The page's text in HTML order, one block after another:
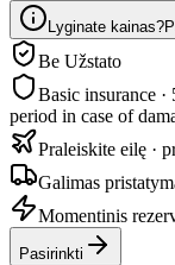
Lyginate kainas?
Be Užstato
Basic insurance
period in case of
Praleiskite eilę ·
Galimas
Momentinis
Pasirinkti